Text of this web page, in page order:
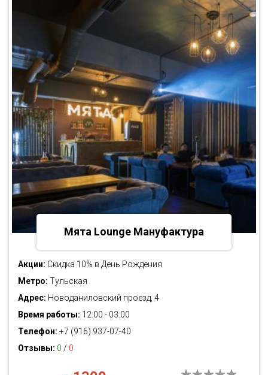
Мята Lounge Мануфактура
Акции: Скидка 10% в День Рождения
Метро: Тульская
Адрес: Новоданиловский проезд, 4
Время работы: 12:00 - 03:00
Телефон: +7 (916) 937-07-40
Отзывы: 0 / 0